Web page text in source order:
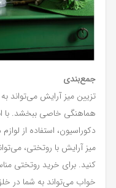
جمع‌بندی
تزیین میز آرایش می‌تواند
هماهنگی خاصی ببخشد. با
دکوراسیون، استفاده از
میز آرایش با روتختی،
کنید. برای خرید روتختی
خواب می‌تواند به شما در